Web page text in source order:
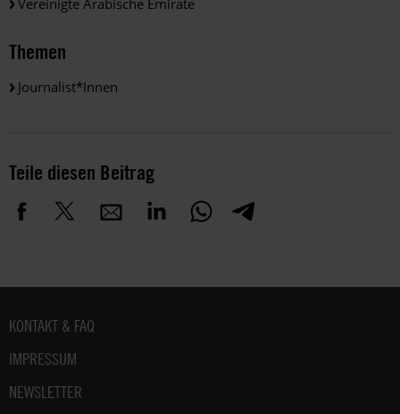
Vereinigte Arabische Emirate
Themen
Journalist*innen
Teile diesen Beitrag
Fußbereich
KONTAKT & FAQ
IMPRESSUM
NEWSLETTER